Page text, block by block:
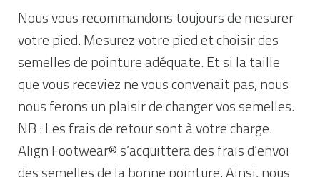
Nous vous recommandons toujours de mesurer
votre pied. Mesurez votre pied et choisir des
semelles de pointure adéquate. Et si la taille
que vous receviez ne vous convenait pas, nous
nous ferons un plaisir de changer vos semelles.
NB : Les frais de retour sont à votre charge.
Align Footwear® s’acquittera des frais d’envoi
des semelles de la bonne pointure. Ainsi, nous